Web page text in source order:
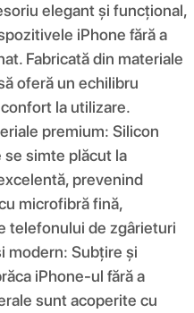
elegant și funcțional,
iPhone fără a
Fabricată din materiale
oferă un echilibru
la utilizare.
premium: Silicon
se simte plăcut la
prevenind
microfibră fină,
telefonului de zgârieturi
modern: Subțire și
iPhone-ul fără a
sunt acoperite cu